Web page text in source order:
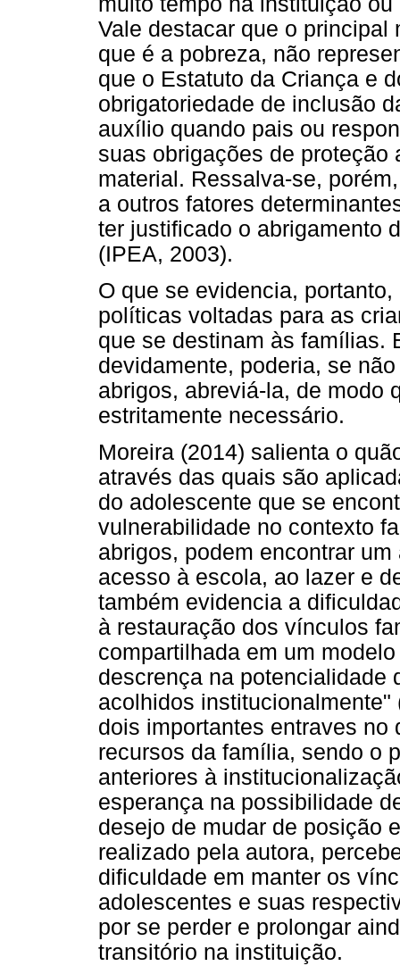
Vale destacar que o principal
que é a pobreza, não
que o Estatuto da Criança e
obrigatoriedade de inclusão
auxílio quando pais ou
suas obrigações de
material. Ressalva-se,
a outros fatores
ter justificado o abrigamento
(IPEA, 2003).
O que se evidencia,
políticas voltadas para as
que se destinam às famílias.
devidamente, poderia, se
abrigos, abreviá-la, de modo
estritamente necessário.
Moreira (2014) salienta o
através das quais são
do adolescente que se
vulnerabilidade no contexto
abrigos, podem encontrar
acesso à escola, ao lazer e
também evidencia a
à restauração dos vínculos
compartilhada em um
descrença na potencialidade
acolhidos
dois importantes entraves
recursos da família, sendo o
anteriores à
esperança na possibilidade
desejo de mudar de posição
realizado pela autora,
dificuldade em manter os
adolescentes e suas
por se perder e prolongar
transitório na instituição.